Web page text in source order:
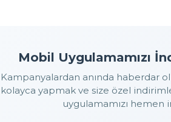
Mobil Uygulamamızı
Kampanyalardan anında haberdar
kolayca yapmak ve size özel
uygulamamızı hemen